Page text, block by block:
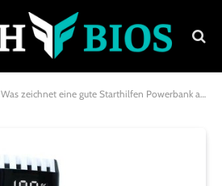
Was zeichnet eine gute Starthilfen Powerbank aus? Ein umfassender Leitfaden